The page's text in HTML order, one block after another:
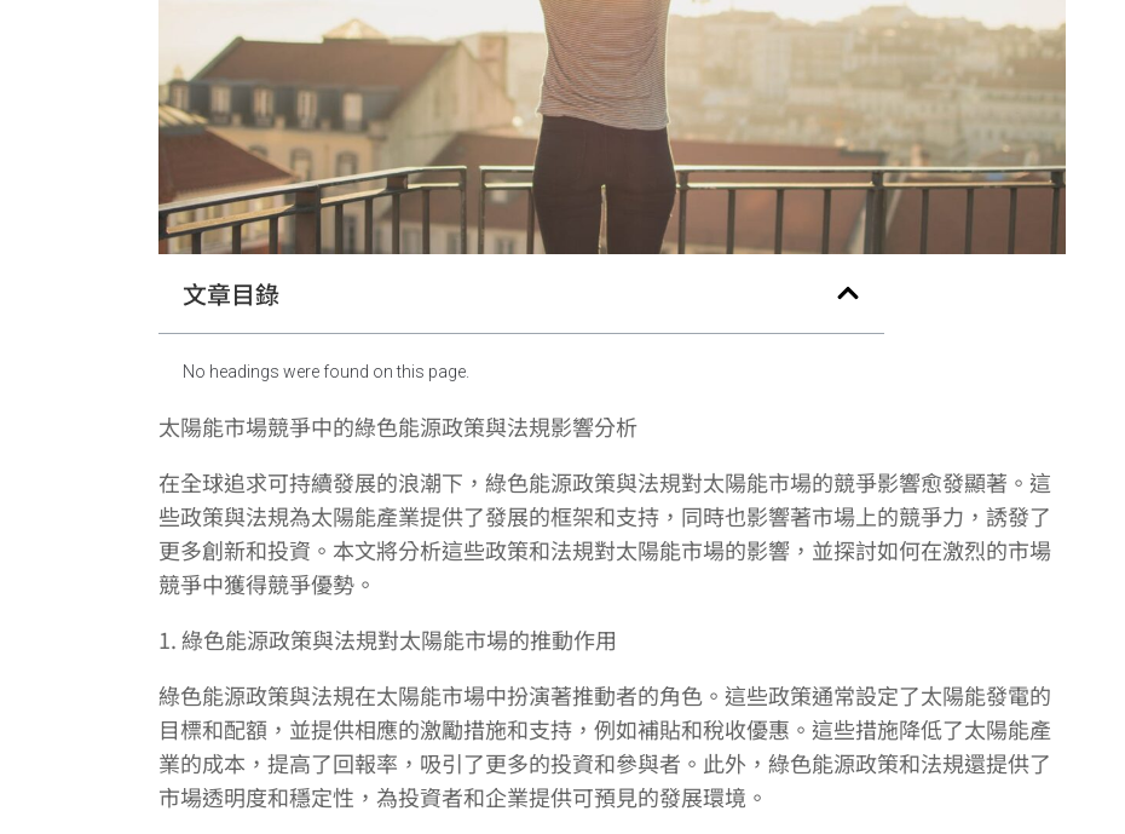
文章目錄
No headings were found on this page.
太陽能市場競爭中的綠色能源政策與法規影響分析
在全球追求可持續發展的浪潮下，綠色能源政策與法規對太陽能市場的競爭影響愈發顯著。這
些政策與法規為太陽能產業提供了發展的框架和支持，同時也影響著市場上的競爭力，誘發了
更多創新和投資。本文將分析這些政策和法規對太陽能市場的影響，並探討如何在激烈的市場
競爭中獲得競爭優勢。
1. 綠色能源政策與法規對太陽能市場的推動作用
綠色能源政策與法規在太陽能市場中扮演著推動者的角色。這些政策通常設定了太陽能發電的
目標和配額，並提供相應的激勵措施和支持，例如補貼和稅收優惠。這些措施降低了太陽能產
業的成本，提高了回報率，吸引了更多的投資和參與者。此外，綠色能源政策和法規還提供了
市場透明度和穩定性，為投資者和企業提供可預見的發展環境。